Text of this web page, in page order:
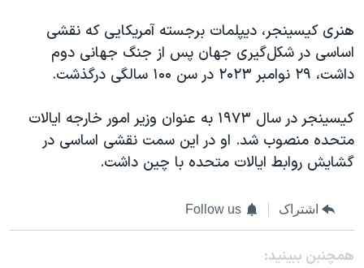
هنری کیسینجر، دیپلمات برجسته آمریکایی که نقشی
اساسی در شکل‌گیری جهان پس از جنگ جهانی دوم
داشت، ۲۹ نوامبر ۲۰۲۳ در سن ۱۰۰ سالگی درگذشت.
کیسینجر در سال ۱۹۷۳ به عنوان وزیر امور خارجه ایالات
متحده منصوب شد. او در این سمت نقشی اساسی در
گشایش روابط ایالات متحده با چین داشت.
اشتراک Follow us
همچنبن ببینید: